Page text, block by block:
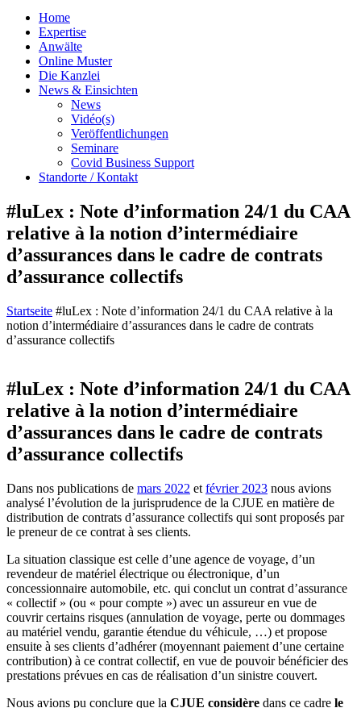
Home
Expertise
Anwälte
Online Muster
Die Kanzlei
News & Einsichten
News
Vidéo(s)
Veröffentlichungen
Seminare
Covid Business Support
Standorte / Kontakt
#luLex : Note d’information 24/1 du CAA
relative à la notion d’intermédiaire
d’assurances dans le cadre de contrats
d’assurance collectifs
Startseite #luLex : Note d’information 24/1 du CAA relative à la
notion d’intermédiaire d’assurances dans le cadre de contrats
d’assurance collectifs
#luLex : Note d’information 24/1 du CAA
relative à la notion d’intermédiaire
d’assurances dans le cadre de contrats
d’assurance collectifs
Dans nos publications de mars 2022 et février 2023 nous avions
analysé l’évolution de la jurisprudence de la CJUE en matière de
distribution de contrats d’assurance collectifs qui sont proposés par
le preneur de ce contrat à ses clients.
La situation classique est celle d’une agence de voyage, d’un
revendeur de matériel électrique ou électronique, d’un
concessionnaire automobile, etc. qui conclut un contrat d’assurance
« collectif » (ou « pour compte ») avec un assureur en vue de
couvrir certains risques (annulation de voyage, perte ou dommages
au matériel vendu, garantie étendue du véhicule, …) et propose
ensuite à ses clients d’adhérer (moyennant paiement d’une certaine
contribution) à ce contrat collectif, en vue de pouvoir bénéficier des
prestations prévues en cas de réalisation d’un sinistre couvert.
Nous avions pu conclure que la CJUE considère dans ce cadre le